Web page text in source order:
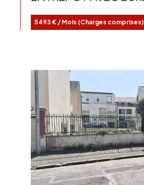
5 493 € / Mois (Charges comprises)